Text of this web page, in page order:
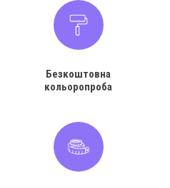
Безкоштовна
кольоропроба